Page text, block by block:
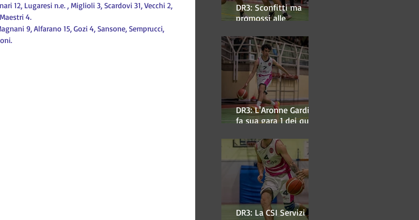
12, Lugaresi n.e. , Miglioli 3, Scardovi 31, Vecchi 2,
4.
9, Alfarano 15, Gozi 4, Sansone, Semprucci,
DR3: Sconfitti ma
promossi alle
DR3: L'Aronne Gardini
fa sua gara 1 dei quarti
DR3: La CSI Servizi